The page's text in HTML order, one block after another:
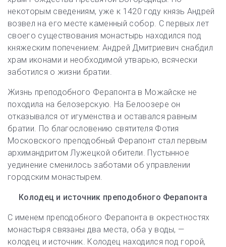
некоторым сведениям, уже к 1420 году князь Андрей
возвел на его месте каменный собор. С первых лет
своего существования монастырь находился под
княжеским попечением: Андрей Дмитриевич снабдил
храм иконами и необходимой утварью, всячески
заботился о жизни братии.
Жизнь преподобного Ферапонта в Можайске не
походила на белозерскую. На Белоозере он
отказывался от игуменства и оставался равным
братии. По благословению святителя Фотия
Московского преподобный Ферапонт стал первым
архимандритом Лужецкой обители. Пустынное
уединение сменилось заботами об управлении
городским монастырем.
Колодец и источник преподобного Ферапонта
С именем преподобного Ферапонта в окрестностях
монастыря связаны два места, оба у воды, —
колодец и источник. Колодец находился под горой,